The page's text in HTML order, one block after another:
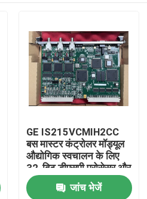
GE IS215VCMIH2CC
बस मास्टर कंट्रोलर मॉड्यूल
औद्योगिक स्वचालन के लिए
32-बिट डीएसपी प्रोसेसर और
आईओनेट ईथरनेट पोर्ट के
साथ
जांच भेजें